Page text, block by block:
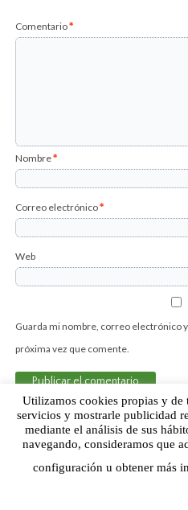
Comentario*
Nombre*
Correo electrónico*
Web
Guarda mi nombre, correo electrónico
próxima vez que comente.
Sobre Humor Fútbol
Humor Fútbol Club © 2015.
Utilizamos cookies propias y de
servicios y mostrarle publicidad
mediante el análisis de sus
navegando, consideramos que
configuración u obtener más